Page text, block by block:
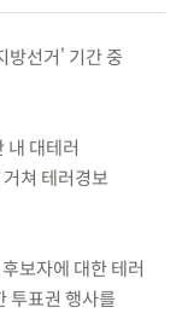
선거’ 기간 중
대테러
쳐 테러경보
보자에 대한 테러
투표권 행사를